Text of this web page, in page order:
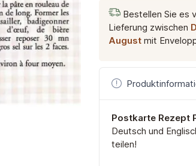
Bestellen Sie es
Lieferung zwischen
August mit
Postkarte Rezept
Deutsch und
teilen!